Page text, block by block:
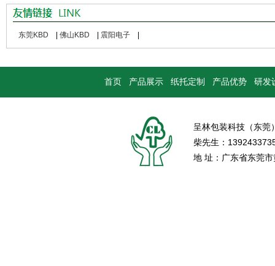
东莞KBD 佛山KBD 震阳电子
首页 产品展示 纸托定制 产品优势 研发
呈林包装科技（东
柴先生：
地 址：广东省东莞